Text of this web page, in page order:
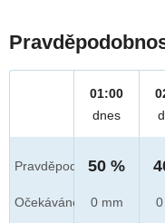
Pravděpod.
Očekáváno
01:00
dnes
50 %
0 mm